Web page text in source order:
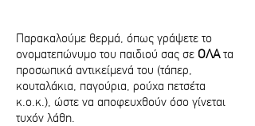
Παρακαλούμε θερμά, όπως γράψετε το
ονοματεπώνυμο του παιδιού σας σε ΟΛΑτα
προσωπικά αντικείμενά του (τάπερ,
κουταλάκια, παγούρια, ρούχα πετσέτα
κ.ο.κ.), ώστε να αποφευχθούν όσο γίνεται
τυχόν λάθη.